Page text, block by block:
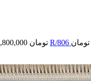
تومان